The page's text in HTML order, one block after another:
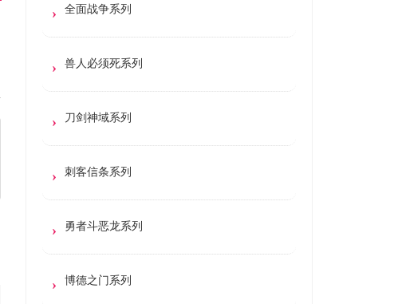
全面战争系列
兽人必须死系列
刀剑神域系列
刺客信条系列
勇者斗恶龙系列
博德之门系列